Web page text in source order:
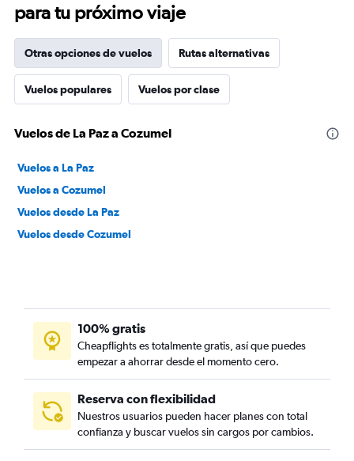
para tu próximo viaje
Otras opciones de vuelos Rutas alternativas
Vuelos populares Vuelos por clase
Vuelos de La Paz a Cozumel
Vuelos a La Paz
Vuelos a Cozumel
Vuelos desde La Paz
Vuelos desde Cozumel
100% gratis
Cheapflights es totalmente gratis, así que puedes
empezar a ahorrar desde el momento cero.
Reserva con flexibilidad
Nuestros usuarios pueden hacer planes con total
confianza y buscar vuelos sin cargos por cambios.